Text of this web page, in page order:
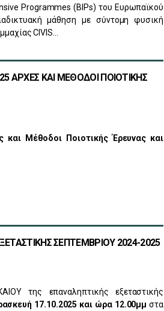
Programmes (BIPs) του Ευρωπαϊκού
μάθηση με σύντομη φυσική
CIVIS...
ΑΡΧΕΣ ΚΑΙ ΜΕΘΟΔΟΙ ΠΟΙΟΤΙΚΗΣ
και Μέθοδοι Ποιοτικής Έρευνας και
ΣΕΠΤΕΜΒΡΙΟΥ 2024-2025
της επαναληπτικής εξεταστικής
17.10.2025 και ώρα 12.00μμ στα